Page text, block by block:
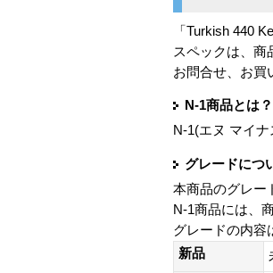
「Turkish 440
スペックは、商
お問合せ、お買
N-1商品とは？
N-1(エヌ マイ
グレードにつ
本商品のグレー
N-1商品には、
グレードの内容
新品